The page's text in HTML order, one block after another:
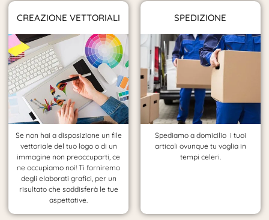
CREAZIONE VETTORIALI
Se non hai a disposizione un file
vettoriale del tuo logo o di un
immagine non preoccuparti, ce
ne occupiamo noi! Ti forniremo
degli elaborati grafici, per un
risultato che soddisferà le tue
aspettative.
SPEDIZIONE
Spediamo a domicilio i tuoi
articoli ovunque tu voglia in
tempi celeri.